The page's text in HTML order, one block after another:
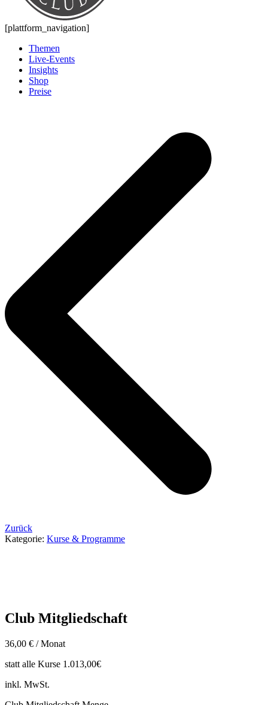
[plattform_navigation]
Themen
Live-Events
Insights
Shop
Preise
Zurück
Kategorie: Kurse & Programme
Club Mitgliedschaft
36,00 € / Monat
statt alle Kurse 1.013,00€
inkl. MwSt.